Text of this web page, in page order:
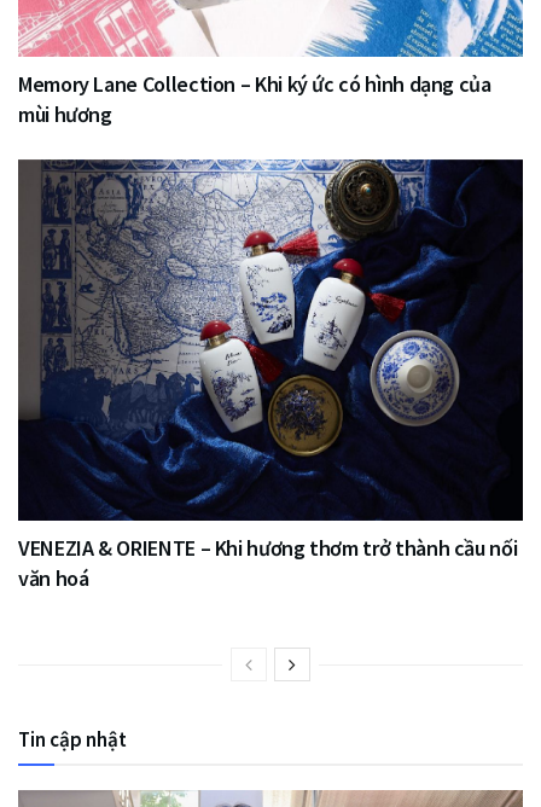
Memory Lane Collection – Khi ký ức có hình dạng của
mùi hương
VENEZIA & ORIENTE – Khi hương thơm trở thành cầu nối
văn hoá
Tin cập nhật